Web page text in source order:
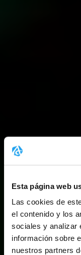
Esta página web
Las cookies de
el contenido y los
sociales y analizar
información sobre
nuestros partners